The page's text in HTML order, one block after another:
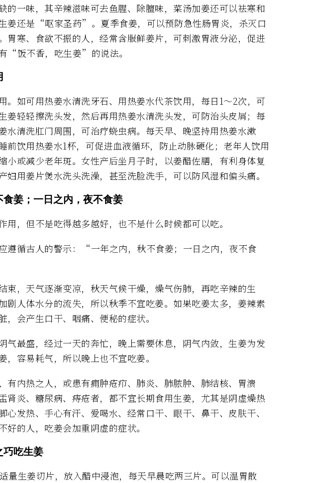
的一味，其辛辣滋味可去鱼腥、除膻味，菜汤加姜还可以祛寒和
姜还是“呕家圣药”。夏季食姜，可以预防急性肠胃炎，杀灭口
胃寒、食欲不振的人，经常含服鲜姜片，可刺激胃液分泌，促进
“饭不香，吃生姜”的说法。
。如可用热姜水清洗牙石、用热姜水代茶饮用，每日1～2次，可
姜轻轻擦洗头发，然后再用热姜水清洗头发，可防治头皮屑；每
水清洗肛门周围，可治疗蛲虫病。每天早、晚坚持用热姜水漱
前饮用热姜水1杯，可促进血液循环，防止动脉硬化；老年人饮用
小或减少老年斑。女性产后坐月子时，以姜醋佐膳，有利身体复
妇用姜片煲水洗头洗澡，甚至洗脸洗手，可以防风湿和偏头痛。
食姜；一日之内，夜不食姜
用，但不是吃得越多越好，也不是什么时候都可以吃。
遵循古人的警示：“一年之内，秋不食姜；一日之内，夜不食
束，天气逐渐变凉，秋天气候干燥，燥气伤肺，再吃辛辣的生
剧人体水分的流失，所以秋季不宜吃姜。如果吃姜太多，姜辣素
，会产生口干、咽痛、便秘的症状。
气最盛，经过一天的奔忙，晚上需要休息，阴气内敛，生姜为发
，容易耗气，所以晚上也不宜吃姜。
有内热之人，或患有痈肿疮疖、肺炎、肺脓肿、肺结核、胃溃
肾炎、糖尿病、痔疮者，都不宜长期食用生姜，尤其是阴虚燥热
心发热、手心有汗、爱喝水、经常口干、眼干、鼻干、皮肤干、
好的人，吃姜会加重阴虚的症状。
巧吃生姜
量生姜切片，放入醋中浸泡，每天早晨吃两三片。可以温胃散